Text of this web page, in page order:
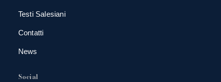
Testi Salesiani
Contatti
News
Social